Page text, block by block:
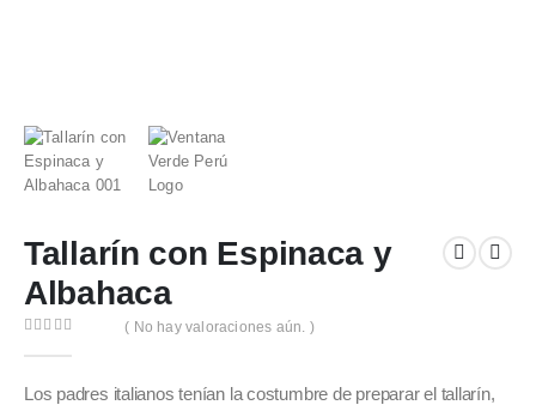
Tallarín con Espinaca y
Albahaca
( No hay valoraciones aún. )
Los padres italianos tenían la costumbre de preparar el tallarín,